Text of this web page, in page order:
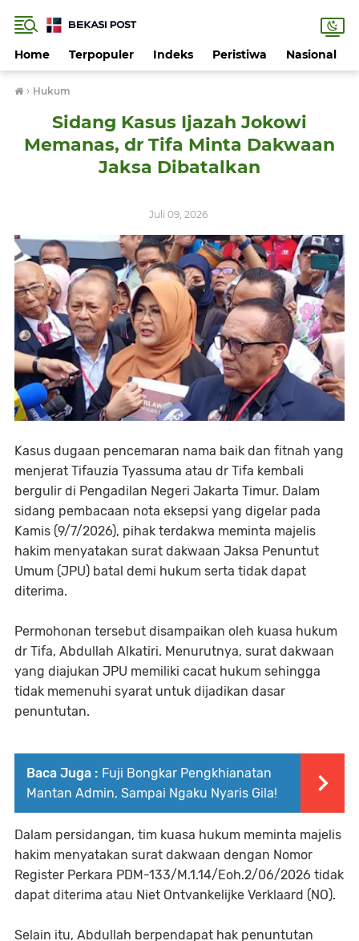
Home Terpopuler Indeks Peristiwa Nasional
› Hukum
Sidang Kasus Ijazah Jokowi
Memanas, dr Tifa Minta Dakwaan
Jaksa Dibatalkan
Juli 09, 2026
Kasus dugaan pencemaran nama baik dan fitnah yang
menjerat Tifauzia Tyassuma atau dr Tifa kembali
bergulir di Pengadilan Negeri Jakarta Timur. Dalam
sidang pembacaan nota eksepsi yang digelar pada
Kamis (9/7/2026), pihak terdakwa meminta majelis
hakim menyatakan surat dakwaan Jaksa Penuntut
Umum (JPU) batal demi hukum serta tidak dapat
diterima.
Permohonan tersebut disampaikan oleh kuasa hukum
dr Tifa, Abdullah Alkatiri. Menurutnya, surat dakwaan
yang diajukan JPU memiliki cacat hukum sehingga
tidak memenuhi syarat untuk dijadikan dasar
penuntutan.
Baca Juga : Fuji Bongkar Pengkhianatan
Mantan Admin, Sampai Ngaku Nyaris Gila!
Dalam persidangan, tim kuasa hukum meminta majelis
hakim menyatakan surat dakwaan dengan Nomor
Register Perkara PDM-133/M.1.14/Eoh.2/06/2026 tidak
dapat diterima atau Niet Ontvankelijke Verklaard (NO).
Selain itu, Abdullah berpendapat hak penuntutan